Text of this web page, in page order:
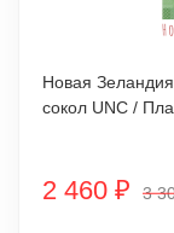
Новая
сокол UNC
2 460 ₽ 3